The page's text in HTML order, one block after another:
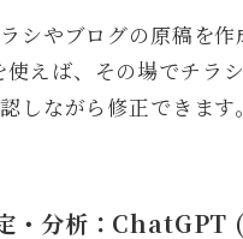
シやブログの原稿を作
えば、その場でチラ
しながら修正できます。
・分析：ChatGPT